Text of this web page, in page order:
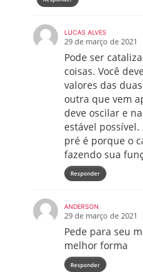
LUCAS ALVES
29 de março de 2021
Pode ser
coisas. Você
valores das
outra que vem
deve oscilar e
estável possível.
pré é porque o
fazendo sua
Responder
ANDERSON
29 de março de 2021
Pede para seu
melhor forma
Responder